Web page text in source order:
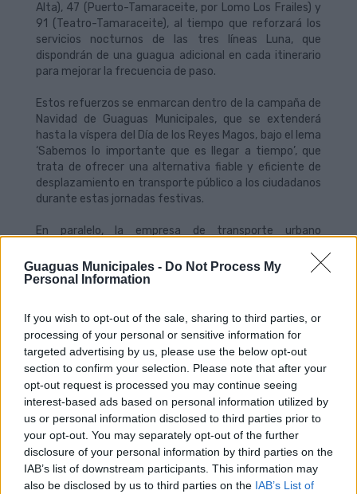
Guaguas Municipales - Do Not Process My
Personal Information
If you wish to opt-out of the sale, sharing to third parties, or
processing of your personal or sensitive information for
targeted advertising by us, please use the below opt-out
section to confirm your selection. Please note that after your
opt-out request is processed you may continue seeing
interest-based ads based on personal information utilized by
us or personal information disclosed to third parties prior to
your opt-out. You may separately opt-out of the further
disclosure of your personal information by third parties on the
IAB’s list of downstream participants. This information may
also be disclosed by us to third parties on the IAB’s List of
Alta), 47 (Puerto-Tamaraceite, por Lomo Los Frailes) y
91 (Teatro-Tamaraceite), al tiempo que reforzará los
servicios nocturnos de las tres líneas Luna, que
dispondrán de una guagua adicional en cada itinerario
para mejorar la frecuencia de paso.
Estos refuerzos se enmarcan dentro de la campaña de
Navidad de Guaguas Municipales, que se extenderá
hasta la víspera del Día de los Reyes Magos, bajo el lema
‘Sabemos lo importante que es llegar a tiempo’, que
trata de ofrecer una alternativa fiable y eficiente de
desplazamiento en transporte público a los ciudadanos
durante estas jornadas festivas.
En paralelo, la empresa de transporte urbano
la oferta de plazas en las líneas 12, 17, 33 y 91 para dar
respuesta al aumento de la movilidad ciudadana con
reforzará sus servicios durante el sábado y domingo
con 60.000 plazas extra para que residentes y turistas
puedan enlazar con comodidad y rapidez con las
principales zonas comerciales de la capital grancanaria.
La compañía pública de transporte habilita durante
este fin de semana 10 vehículos adicionales con doble
turno, que realizarán aproximadamente 160
expediciones complementarias al servicio regular
diario, para mejorar la frecuencia de paso de las líneas
12, 17, 33 y 91, lo que posibilita conexiones ágiles con las